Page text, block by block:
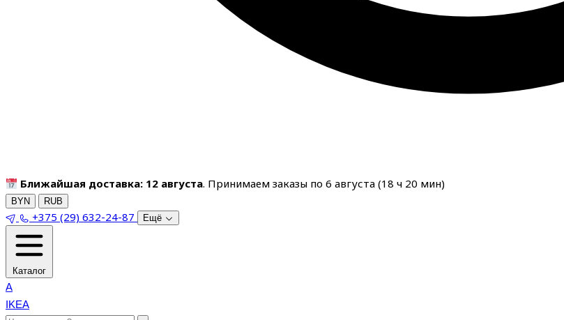
Ближайшая доставка: 12 августа. Принимаем заказы по 6 августа (18 ч 20 мин)
BYN RUB
+375 (29) 632-24-87 Ещё
Каталог
A
IKEA